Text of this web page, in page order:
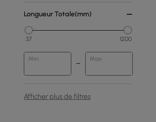
Longueur Totale(mm)
37 1200
Min Max
Afficher plus de filtres